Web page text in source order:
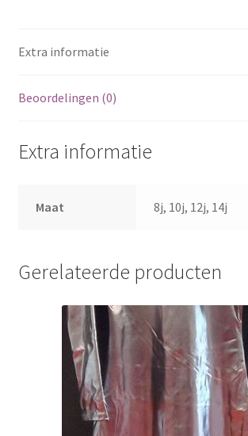
Extra informatie
Beoordelingen (0)
Extra informatie
Maat 8j, 10j, 12j, 14j
Gerelateerde producten